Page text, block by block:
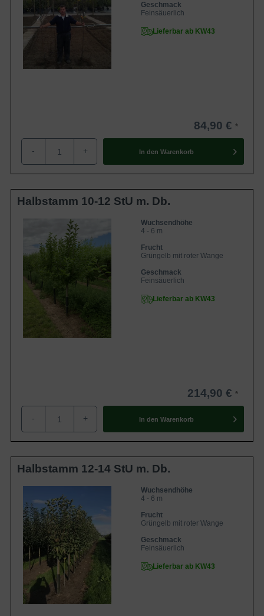
Geschmack
Feinsäuerlich
Lieferbar ab KW43
84,90 €
- + In den Warenkorb
Halbstamm 10-12 StU m. Db.
Wuchsendhöhe
4 - 6 m
Frucht
Grüngelb mit roter Wange
Geschmack
Feinsäuerlich
Lieferbar ab KW43
214,90 €
- + In den Warenkorb
Halbstamm 12-14 StU m. Db.
Wuchsendhöhe
4 - 6 m
Frucht
Grüngelb mit roter Wange
Geschmack
Feinsäuerlich
Lieferbar ab KW43